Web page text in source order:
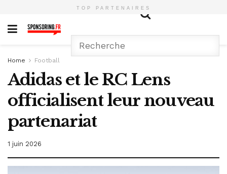
TOP PARTENAIRES
Home Football
Adidas et le RC Lens
officialisent leur nouveau
partenariat
1 juin 2026